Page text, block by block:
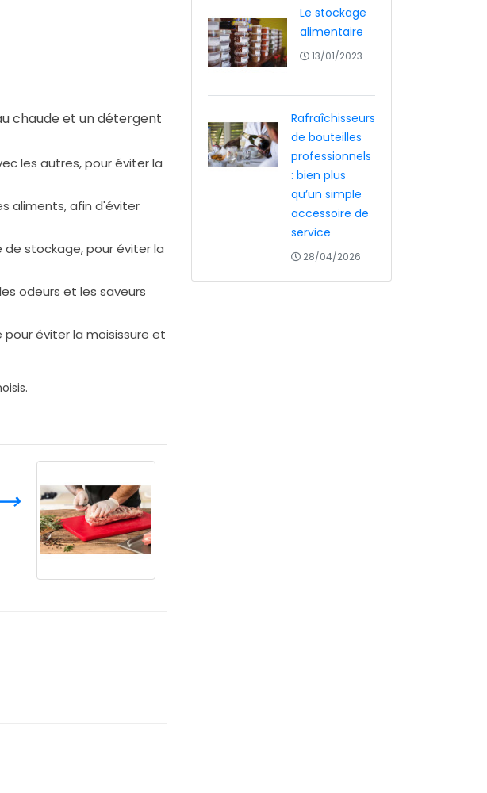
chaude et un détergent
les autres, pour éviter la
aliments, afin d'éviter
stockage, pour éviter la
odeurs et les saveurs
éviter la moisissure et
Le stockage
alimentaire
13/01/2023
Rafraîchisseurs
de bouteilles
professionnels
: bien plus
qu’un simple
accessoire de
service
28/04/2026